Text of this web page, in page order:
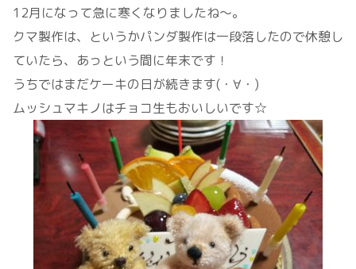
12月になって急に寒くなりましたね～。
クマ製作は、というかパンダ製作は一段落したので休憩し
ていたら、あっという間に年末です！
うちではまだケーキの日が続きます(・∀・)
ムッシュマキノはチョコ生もおいしいです☆